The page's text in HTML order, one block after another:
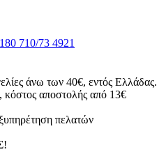
710/73 4921
άνω των 40€, εντός Ελλάδας.
κόστος αποστολής από 13€
πελατών